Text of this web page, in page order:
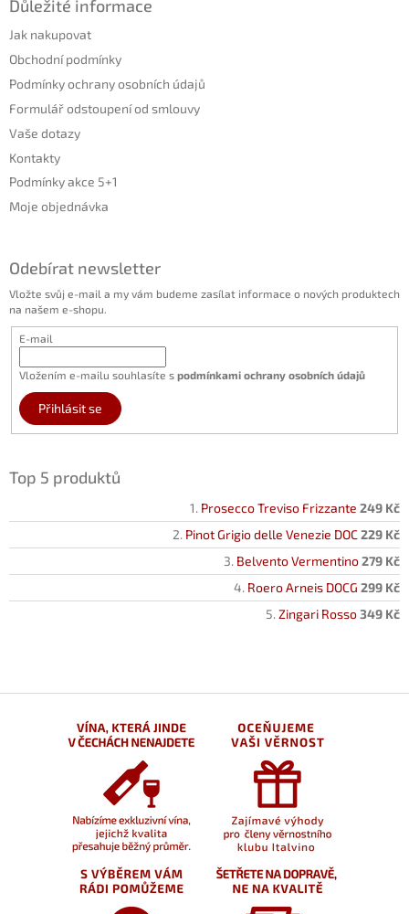
Důležité informace
Jak nakupovat
Obchodní podmínky
Podmínky ochrany osobních údajů
Formulář odstoupení od smlouvy
Vaše dotazy
Kontakty
Podmínky akce 5+1
Moje objednávka
Odebírat newsletter
Vložte svůj e-mail a my vám budeme zasílat informace o nových produktech
na našem e-shopu.
E-mail
Vložením e-mailu souhlasíte s podmínkami ochrany osobních údajů
Přihlásit se
Top 5 produktů
Prosecco Treviso Frizzante 249 Kč
Pinot Grigio delle Venezie DOC229 Kč
Belvento Vermentino279 Kč
Roero Arneis DOCG 299 Kč
Zingari Rosso349 Kč